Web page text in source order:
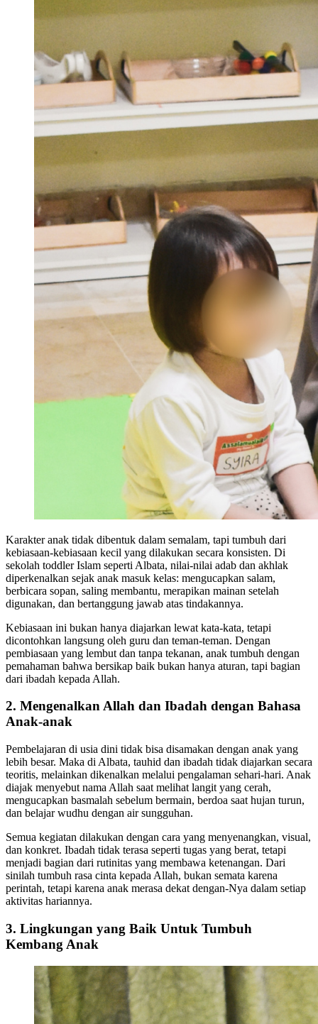
Karakter anak tidak dibentuk dalam semalam, tapi tumbuh dari
kebiasaan-kebiasaan kecil yang dilakukan secara konsisten. Di
sekolah toddler Islam seperti Albata, nilai-nilai adab dan akhlak
diperkenalkan sejak anak masuk kelas: mengucapkan salam,
berbicara sopan, saling membantu, merapikan mainan setelah
digunakan, dan bertanggung jawab atas tindakannya.
Kebiasaan ini bukan hanya diajarkan lewat kata-kata, tetapi
dicontohkan langsung oleh guru dan teman-teman. Dengan
pembiasaan yang lembut dan tanpa tekanan, anak tumbuh dengan
pemahaman bahwa bersikap baik bukan hanya aturan, tapi bagian
dari ibadah kepada Allah.
2. Mengenalkan Allah dan Ibadah dengan Bahasa
Anak-anak
Pembelajaran di usia dini tidak bisa disamakan dengan anak yang
lebih besar. Maka di Albata, tauhid dan ibadah tidak diajarkan secara
teoritis, melainkan dikenalkan melalui pengalaman sehari-hari. Anak
diajak menyebut nama Allah saat melihat langit yang cerah,
mengucapkan basmalah sebelum bermain, berdoa saat hujan turun,
dan belajar wudhu dengan air sungguhan.
Semua kegiatan dilakukan dengan cara yang menyenangkan, visual,
dan konkret. Ibadah tidak terasa seperti tugas yang berat, tetapi
menjadi bagian dari rutinitas yang membawa ketenangan. Dari
sinilah tumbuh rasa cinta kepada Allah, bukan semata karena
perintah, tetapi karena anak merasa dekat dengan-Nya dalam setiap
aktivitas hariannya.
3. Lingkungan yang Baik Untuk Tumbuh
Kembang Anak